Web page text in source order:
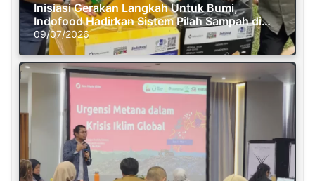
Inisiasi Gerakan Langkah Untuk Bumi,
Indofood Hadirkan Sistem Pilah Sampah di
Semasa Piknik
09/07/2026